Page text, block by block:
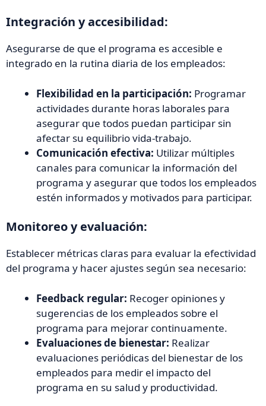
Integración y accesibilidad:
Asegurarse de que el programa es accesible e
integrado en la rutina diaria de los empleados:
Flexibilidad en la participación: Programar
actividades durante horas laborales para
asegurar que todos puedan participar sin
afectar su equilibrio vida-trabajo.
Comunicación efectiva: Utilizar múltiples
canales para comunicar la información del
programa y asegurar que todos los empleados
estén informados y motivados para participar.
Monitoreo y evaluación:
Establecer métricas claras para evaluar la efectividad
del programa y hacer ajustes según sea necesario:
Feedback regular: Recoger opiniones y
sugerencias de los empleados sobre el
programa para mejorar continuamente.
Evaluaciones de bienestar: Realizar
evaluaciones periódicas del bienestar de los
empleados para medir el impacto del
programa en su salud y productividad.